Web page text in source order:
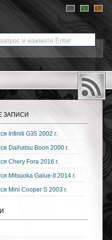
ЗАПИСИ
Infiniti G35 2002 г.
Daihatsu Boon 2000 г.
Chery Fora 2016 г.
Mitsuoka Galue-II 2014 г.
Mini Cooper S 2003 г.